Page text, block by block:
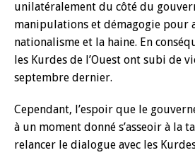
unilatéralement du côté du
manipulations et démagogie pour
nationalisme et la haine. En
les Kurdes de l’Ouest ont subi de
septembre dernier.
Cependant, l’espoir que le
à un moment donné s’asseoir à la
relancer le dialogue avec les